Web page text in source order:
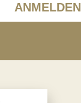
ANMELDEN